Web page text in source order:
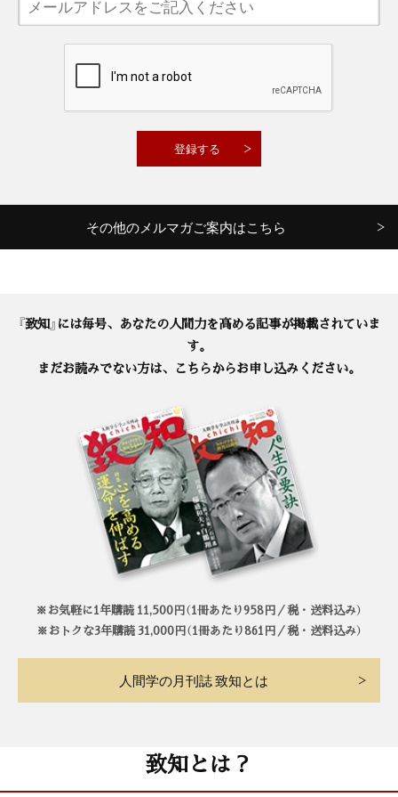
その他のメルマガご案内はこちら
『致知』には毎号、あなたの人間力を高める記事が掲載されていま
す。
まだお読みでない方は、こちらからお申し込みください。
※お気軽に1年購読 11,500円（1冊あたり958円／税・送料込み）
※おトクな3年購読 31,000円（1冊あたり861円／税・送料込み）
人間学の月刊誌 致知とは
致知とは？